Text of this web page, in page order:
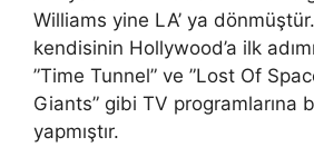
Williams yine LA’ ya
kendisinin Hollywood’a ilk
”Time Tunnel” ve ”Lost Of
Giants” gibi TV programlarına
yapmıştır.